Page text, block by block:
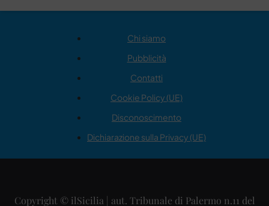
Chi siamo
Pubblicità
Contatti
Cookie Policy (UE)
Disconoscimento
Dichiarazione sulla Privacy (UE)
Copyright © ilSicilia | aut. Tribunale di Palermo n.11 del